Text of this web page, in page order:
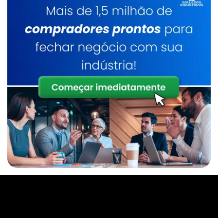
Caldeiraria De Manutenção Industrial
Serviço De Manutenção De Caldeiras
Industrial
Caldeirarias Em Sp
Inspeção E Manutenção De Caldeiras
Manutenção De Caldeiras Preço
Caldeira A Lenha